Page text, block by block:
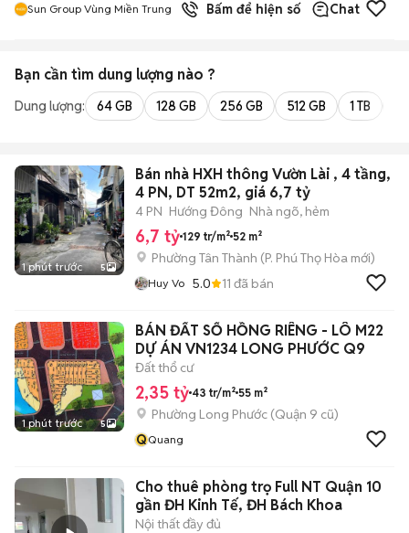
Sun Group Vùng Miền Trung Bấm để hiện số Chat
Bạn cần tìm dung lượng nào ?
Dung lượng: 64 GB 128 GB 256 GB 512 GB 1 TB
1 phút trước 5
Bán nhà HXH thông Vườn Lài , 4 tầng,
4 PN, DT 52m2, giá 6,7 tỷ
4 PN Hướng Đông Nhà ngõ, hẻm
6,7 tỷ 129 tr/m² 52 m²
Phường Tân Thành (P. Phú Thọ Hòa mới)
Huy Vo 5.0 11 đã bán
1 phút trước 5
BÁN ĐẤT SỔ HỒNG RIÊNG - LÔ M22
DỰ ÁN VN1234 LONG PHƯỚC Q9
Đất thổ cư
2,35 tỷ 43 tr/m² 55 m²
Phường Long Phước (Quận 9 cũ)
QQuang
Cho thuê phòng trọ Full NT Quận 10
gần ĐH Kinh Tế, ĐH Bách Khoa
Nội thất đầy đủ